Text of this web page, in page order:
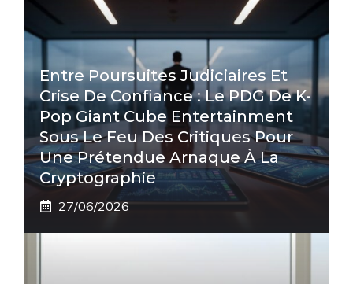
Entre Poursuites Judiciaires Et
Crise De Confiance : Le PDG De K-
Pop Giant Cube Entertainment
Sous Le Feu Des Critiques Pour
Une Prétendue Arnaque À La
Cryptographie
27/06/2026